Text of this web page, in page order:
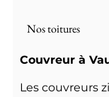
Nos toitures
Couvreur à
Les couvreurs